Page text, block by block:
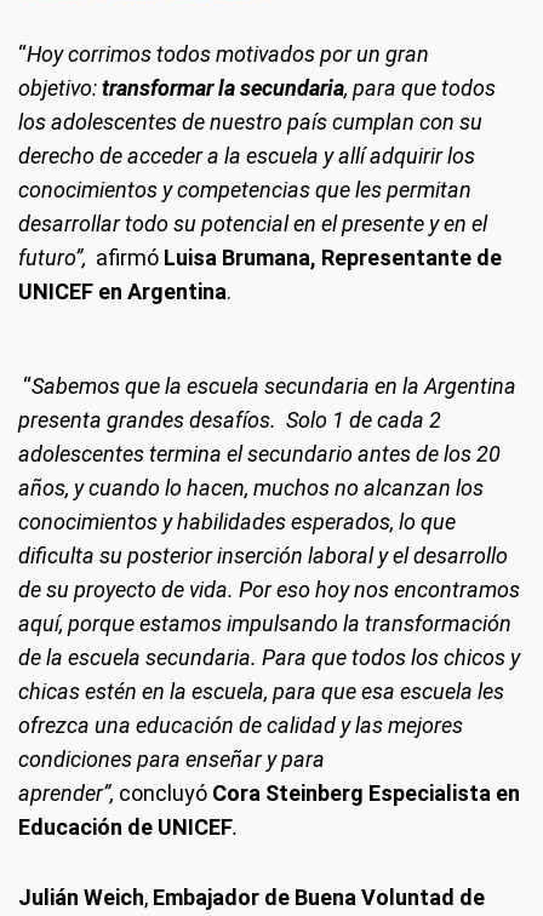
“Hoy corrimos todos motivados por un gran
objetivo:transformar la secundaria, para que todos
los adolescentes de nuestro país cumplan con su
derecho de acceder a la escuela y allí adquirir los
conocimientos y competencias que les permitan
desarrollar todo su potencial en el presente y en el
futuro”, afirmó Luisa Brumana, Representante de
UNICEF en Argentina.
“Sabemos que la escuela secundaria en la Argentina
presenta grandes desafíos. Solo 1 de cada 2
adolescentes termina el secundario antes de los 20
años, y cuando lo hacen, muchos no alcanzan los
conocimientos y habilidades esperados, lo que
dificulta su posterior inserción laboral y el desarrollo
de su proyecto de vida. Por eso hoy nos encontramos
aquí, porque estamos impulsando la transformación
de la escuela secundaria. Para que todos los chicos y
chicas estén en la escuela, para que esa escuela les
ofrezca una educación de calidad y las mejores
condiciones para enseñar y para
aprender”, concluyó Cora Steinberg Especialista en
Educación de UNICEF.
Julián Weich, Embajador de Buena Voluntad de